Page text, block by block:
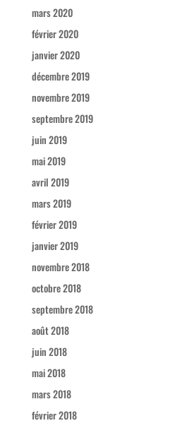
mars 2020
février 2020
janvier 2020
décembre 2019
novembre 2019
septembre 2019
juin 2019
mai 2019
avril 2019
mars 2019
février 2019
janvier 2019
novembre 2018
octobre 2018
septembre 2018
août 2018
juin 2018
mai 2018
mars 2018
février 2018